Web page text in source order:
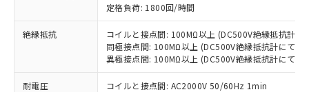
定格負荷: 1800回/時間
絶縁抵抗
コイルと接点間: 100MΩ以上 (DC500V絶縁抵抗計に
同極接点間: 100MΩ以上 (DC500V絶縁抵抗計にて)
異極接点間: 100MΩ以上 (DC500V絶縁抵抗計にて)
耐電圧 コイルと接点間: AC2000V 50/60Hz 1min
(税抜)を提供させていただくもので
当社制御機器事業取扱商品の中には、
本サービスの対象外となる商品もある
ことをご了承ください。
在庫状況および標準価格照会結果は、
非該当品：ライセンス料など無形物で、有
害物質有無と関係のない商品です。
仕入先様の事情により、非含有部品として
いたものが、含有品と判明した場合などや
むを得ず変更することがあります。
「○」：最大均質材料含有率が中国RoHSの
基準値以下であることを示します。
「×」：最大均質材料含有率が中国RoHSの
基準値を超えていることを示します。
当社は、これら貴社製品のうち、外国
為替および外国貿易法に定める商品